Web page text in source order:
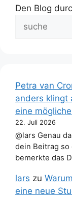
Den Blog
Petra van
anders klingt
eine
22. Juli 2026
@lars Genau
dein Beitrag so
bemerkte das
lars zu
eine neue